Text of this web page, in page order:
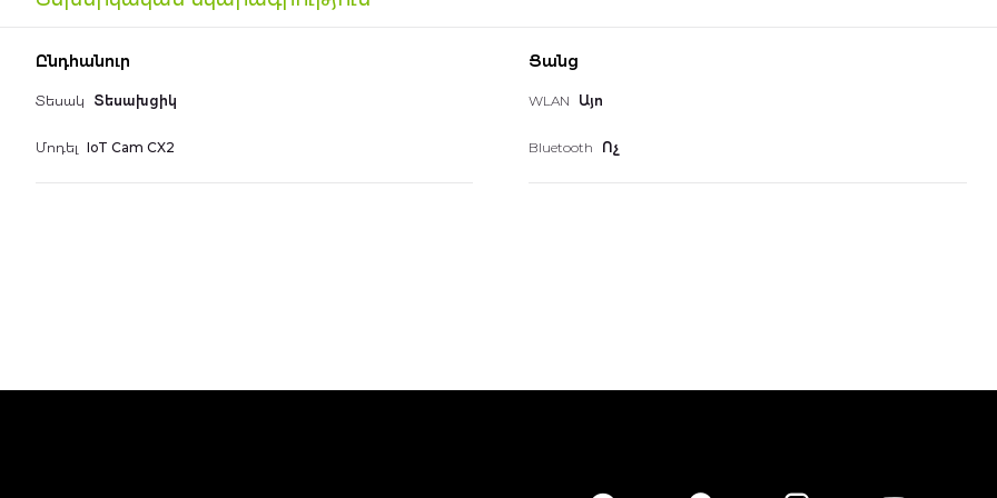
Հեռախոսներ
the
Ընդհանուր
Տեսակ Տեսախցիկ
Մոդել IoT Cam CX2
Ցանց
WLAN Այո
Bluetooth Ոչ